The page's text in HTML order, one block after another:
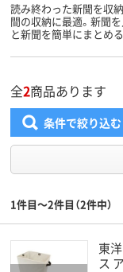
読み終わった新聞を収
間の収納に最適。新聞
と新聞を簡単にまとめ
全2商品あります
条件で絞り込む
1件目～2件目（2件中）
東
ス